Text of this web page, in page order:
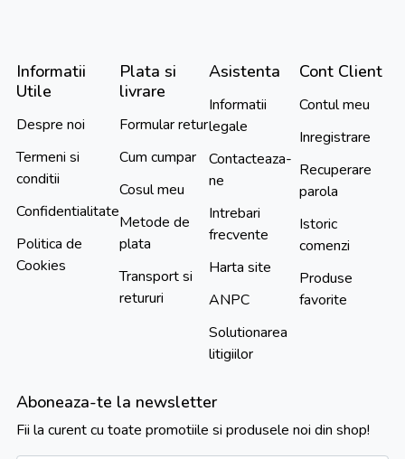
Informatii
Utile
Despre noi
Termeni si
conditii
Confidentialitate
Politica de
Cookies
Plata si
livrare
Formular retur
Cum cumpar
Cosul meu
Metode de
plata
Transport si
retururi
Asistenta
Informatii
legale
Contacteaza-
ne
Intrebari
frecvente
Harta site
ANPC
Solutionarea
litigiilor
Cont Client
Contul meu
Inregistrare
Recuperare
parola
Istoric
comenzi
Produse
favorite
Aboneaza-te la newsletter
Fii la curent cu toate promotiile si produsele noi din shop!